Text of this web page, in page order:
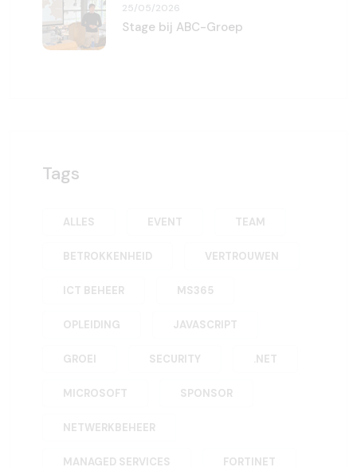
25/05/2026
Stage bij ABC-Groep
Tags
ALLES EVENT TEAM
BETROKKENHEID VERTROUWEN
ICT BEHEER MS365
OPLEIDING JAVASCRIPT
GROEI SECURITY .NET
MICROSOFT SPONSOR
NETWERKBEHEER
MANAGED SERVICES FORTINET